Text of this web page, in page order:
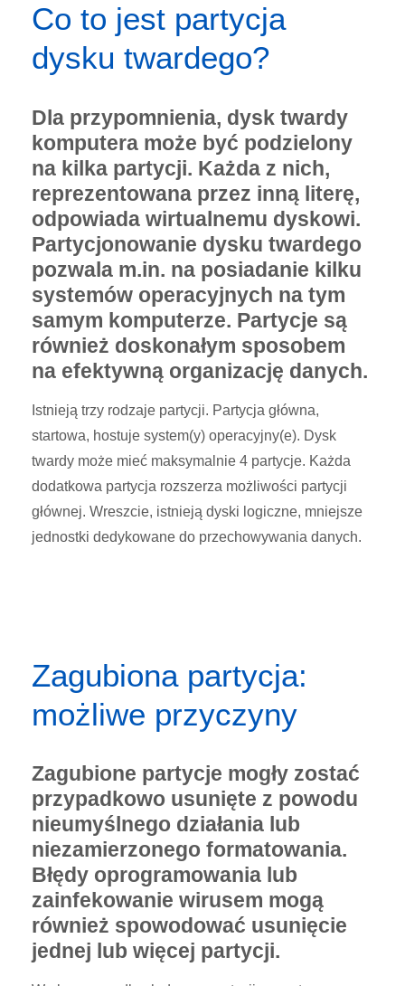
Co to jest partycja
dysku twardego?
Dla przypomnienia, dysk twardy
komputera może być podzielony
na kilka partycji. Każda z nich,
reprezentowana przez inną literę,
odpowiada wirtualnemu dyskowi.
Partycjonowanie dysku twardego
pozwala m.in. na posiadanie kilku
systemów operacyjnych na tym
samym komputerze. Partycje są
również doskonałym sposobem
na efektywną organizację danych.
Istnieją trzy rodzaje partycji. Partycja główna,
startowa, hostuje system(y) operacyjny(e). Dysk
twardy może mieć maksymalnie 4 partycje. Każda
dodatkowa partycja rozszerza możliwości partycji
głównej. Wreszcie, istnieją dyski logiczne, mniejsze
jednostki dedykowane do przechowywania danych.
Zagubiona partycja:
możliwe przyczyny
Zagubione partycje mogły zostać
przypadkowo usunięte z powodu
nieumyślnego działania lub
niezamierzonego formatowania.
Błędy oprogramowania lub
zainfekowanie wirusem mogą
również spowodować usunięcie
jednej lub więcej partycji.